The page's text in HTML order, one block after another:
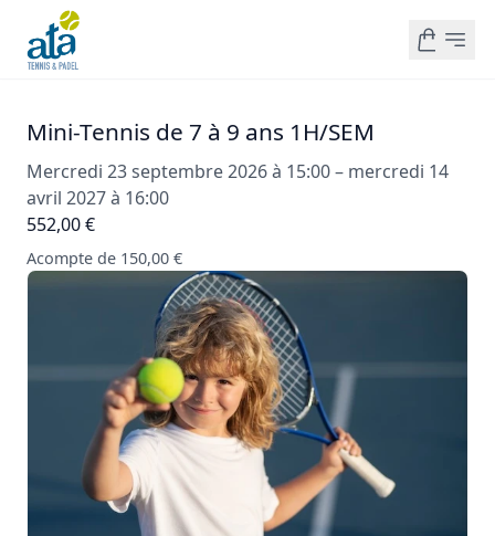
Mini-Tennis de 7 à 9 ans 1H/SEM
Mercredi 23 septembre 2026 à 15:00 – mercredi 14
avril 2027 à 16:00
552,00 €
Acompte de 150,00 €